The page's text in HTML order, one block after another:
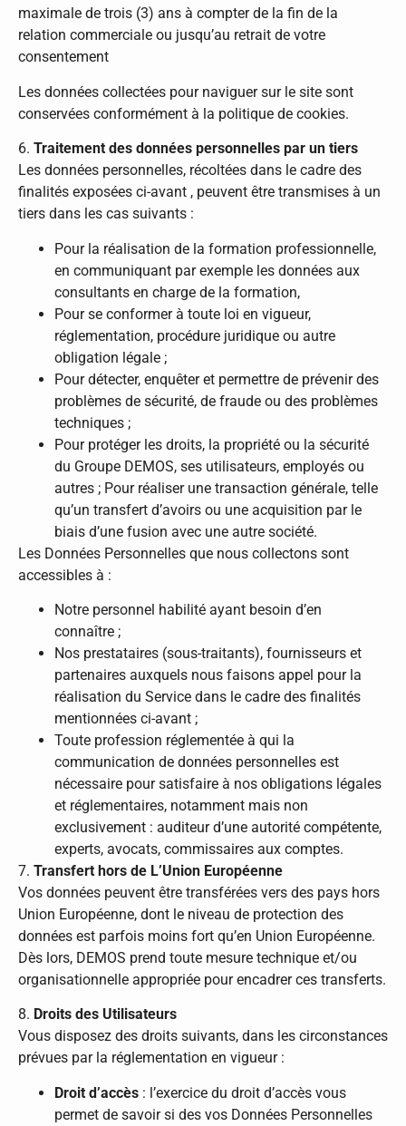
maximale de trois (3) ans à compter de la fin de la
relation commerciale ou jusqu’au retrait de votre
consentement
Les données collectées pour naviguer sur le site sont
conservées conformément à la politique de cookies.
6. Traitement des données personnelles par un tiers
Les données personnelles, récoltées dans le cadre des
finalités exposées ci-avant , peuvent être transmises à un
tiers dans les cas suivants :
Pour la réalisation de la formation professionnelle,
en communiquant par exemple les données aux
consultants en charge de la formation,
Pour se conformer à toute loi en vigueur,
réglementation, procédure juridique ou autre
obligation légale ;
Pour détecter, enquêter et permettre de prévenir des
problèmes de sécurité, de fraude ou des problèmes
techniques ;
Pour protéger les droits, la propriété ou la sécurité
du Groupe DEMOS, ses utilisateurs, employés ou
autres ; Pour réaliser une transaction générale, telle
qu’un transfert d’avoirs ou une acquisition par le
biais d’une fusion avec une autre société.
Les Données Personnelles que nous collectons sont
accessibles à :
Notre personnel habilité ayant besoin d’en
connaître ;
Nos prestataires (sous-traitants), fournisseurs et
partenaires auxquels nous faisons appel pour la
réalisation du Service dans le cadre des finalités
mentionnées ci-avant ;
Toute profession réglementée à qui la
communication de données personnelles est
nécessaire pour satisfaire à nos obligations légales
et réglementaires, notamment mais non
exclusivement : auditeur d’une autorité compétente,
experts, avocats, commissaires aux comptes.
7. Transfert hors de L’Union Européenne
Vos données peuvent être transférées vers des pays hors
Union Européenne, dont le niveau de protection des
données est parfois moins fort qu’en Union Européenne.
Dès lors, DEMOS prend toute mesure technique et/ou
organisationnelle appropriée pour encadrer ces transferts.
8. Droits des Utilisateurs
Vous disposez des droits suivants, dans les circonstances
prévues par la réglementation en vigueur :
Droit d’accès : l’exercice du droit d’accès vous
permet de savoir si des vos Données Personnelles